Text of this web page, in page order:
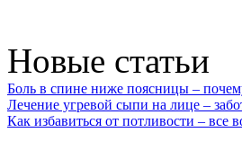
Новые статьи
Боль в спине ниже поясницы –
Лечение угревой сыпи на лице –
Как избавиться от потливости – все